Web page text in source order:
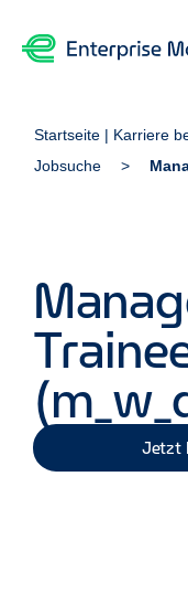
Startseite | Karriere
Jobsuche
Jetzt